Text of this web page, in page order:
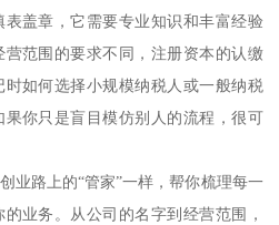
盖章，它需要专业知识和丰富经验
范围的要求不同，注册资本的认缴
如何选择小规模纳税人或一般纳税
你只是盲目模仿别人的流程，很可
业路上的“管家”一样，帮你梳理每一
业务。从公司的名字到经营范围，